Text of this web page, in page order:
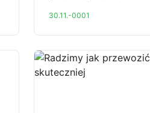
30.11.-0001